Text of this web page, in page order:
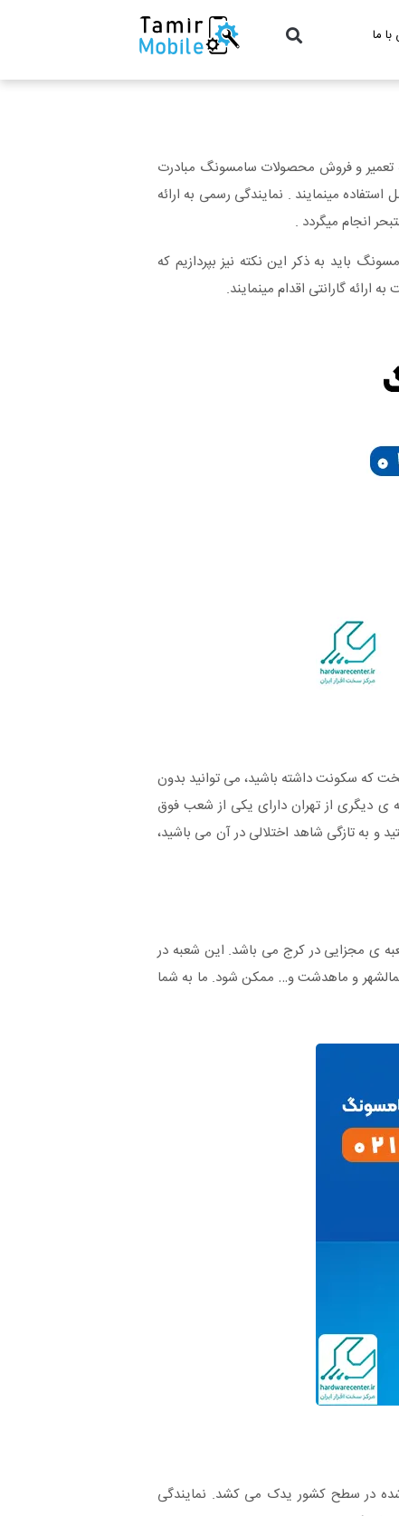
ما
تعمیر و فروش محصولات سامسونگ مبادرت
مینمایند . نمایندگی رسمی به ارائه
انجام میگردد .
باید به ذکر این نکته نیز بپردازیم که
ارائه گارانتی اقدام مینمایند.
که سکونت داشته باشید، می توانید بدون
ی دیگری از تهران دارای یکی از شعب فوق
و به تازگی شاهد اختلالی در آن می باشید،
ی مجزایی در کرج می باشد. این شعبه در
و ماهدشت و… ممکن شود. ما به شما
شده در سطح کشور یدک می کشد. نمایندگی